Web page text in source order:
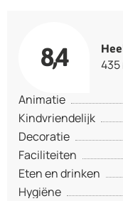
8,4 435
Animatie
Kindvriendelijk
Decoratie
Faciliteiten
Eten en drinken
Hygiëne